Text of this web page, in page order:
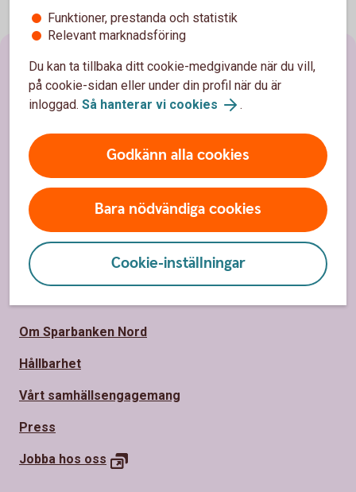
Funktioner, prestanda och statistik
Relevant marknadsföring
Du kan ta tillbaka ditt cookie-medgivande när du vill,
på cookie-sidan eller under din profil när du är
inloggad. Så hanterar vi cookies .
Godkänn alla cookies
Bara nödvändiga cookies
Cookie-inställningar
Sidfot
Hitta snabbt
Kundservice
Spärrhjälp
Hitta bankkontor
Bli kund
Priser, räntor och kurser
Om oss
Om Sparbanken Nord
Hållbarhet
Vårt samhällsengagemang
Press
Jobba hos oss